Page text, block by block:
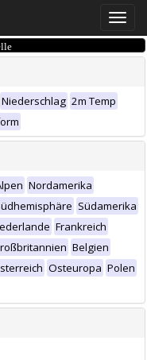
Toggle
Niederschlag 2m Temp
Nordamerika
Südamerika
Frankreich
Belgien
Osteuropa Polen